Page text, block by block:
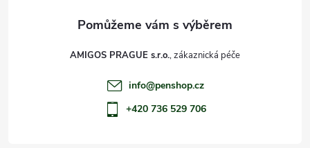
AMIGOS PRAGUE s.r.o.
info@penshop.cz
+420 736 529 706